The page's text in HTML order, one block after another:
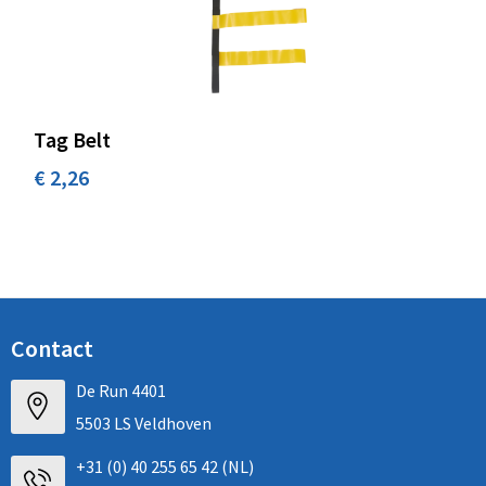
Tag Belt
€ 2,26
Contact
De Run 4401
5503 LS Veldhoven
+31 (0) 40 255 65 42 (NL)